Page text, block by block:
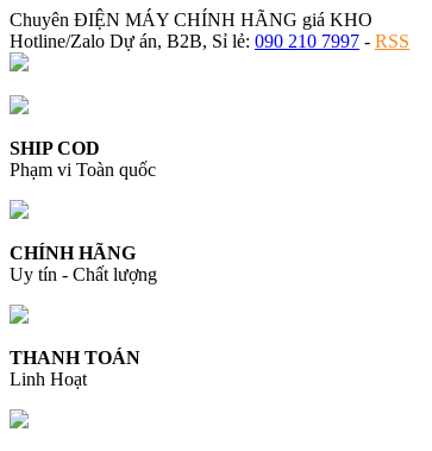
Chuyên ĐIỆN MÁY CHÍNH HÃNG giá KHO
Hotline/Zalo Dự án, B2B, Sỉ lẻ: 090 210 7997 - RSS
SHIP COD
Phạm vi Toàn quốc
CHÍNH HÃNG
Uy tín - Chất lượng
THANH TOÁN
Linh Hoạt